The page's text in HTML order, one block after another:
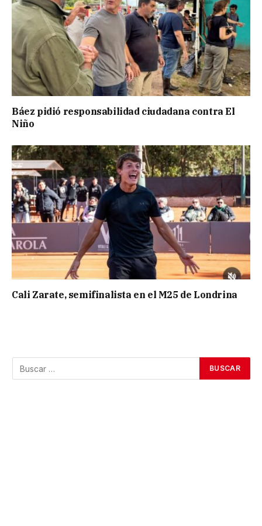
Báez pidió responsabilidad ciudadana contra El
Niño
Cali Zarate, semifinalista en el M25 de Londrina